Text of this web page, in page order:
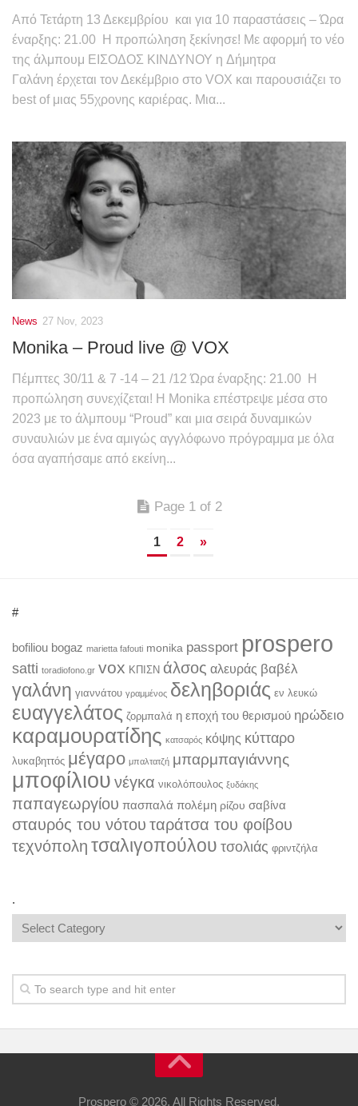
Από Τετάρτη 13 Δεκεμβρίου και για 10 παραστάσεις – Ώρα
έναρξης: 21.00 Η προπώληση ξεκίνησε! Με αφορμή το νέο
της άλμπουμ ΕΙΣΟΔΟΣ ΚΙΝΔΥΝΟΥ η Δήμητρα
Γαλάνη έρχεται τον Δεκέμβριο στο VOX και παρουσιάζει το
best of μιας 55χρονης καριέρας. Μια...
News 27 Nov, 2023
Monika – Proud live @ VOX
Πέμπτες 30/11 & 7 -14 – 21 /12 Ώρα έναρξης: 21.00 Η
προπώληση συνεχίζεται! H Monika επέστρεψε μέσα στο
2023 με το άλμπουμ “Proud” και μια σειρά δυναμικών
συναυλιών με ένα αμιγώς αγγλόφωνο πρόγραμμα με όλα
όσα αγαπήσαμε από εκείνη...
Page 1 of 2
1 2 »
#
bofiliou bogaz marietta fafouti monika passport prospero
satti toradiofono.gr vox ΚΠΙΣΝ άλσος αλευράς βαβέλ
γαλάνη γιαννάτου γραμμένος δεληβοριάς εν λευκώ
ευαγγελάτος ζορμπαλά η εποχή του θερισμού ηρώδειο
καραμουρατίδης κατσαρός κόψης κύτταρο
λυκαβηττός μέγαρο μπαλτατζή μπαρμπαγιάννης
μποφίλιου νέγκα νικολόπουλος ξυδάκης
παπαγεωργίου πασπαλά πολέμη ρίζου σαβίνα
σταυρός του νότου ταράτσα του φοίβου
τεχνόπολη τσαλιγοπούλου τσολιάς φριντζήλα
.
Prospero © 2026. All Rights Reserved.